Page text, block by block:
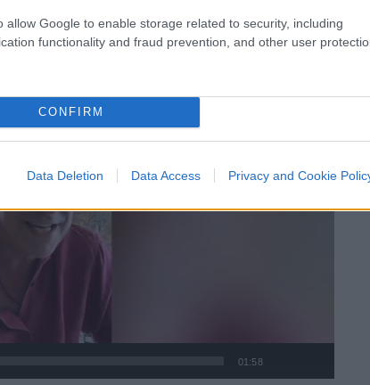
allow Google to enable storage related to security, including
functionality and fraud prevention, and other user
CONFIRM
Data Deletion Data Access Privacy and Cookie
01:58